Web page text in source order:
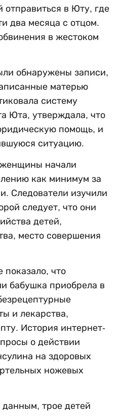
отправиться в Юту, где
два месяца с отцом.
в жестоком
обнаружены записи,
матерью
систему
Юта, утверждала, что
помощь, и
ситуацию.
начали
как минимум за
Следователи изучили
следует, что они
детей,
место совершения
показало, что
бабушка приобрела в
и лекарства,
История интернет-
о действии
на здоровых
ножевых
трое детей